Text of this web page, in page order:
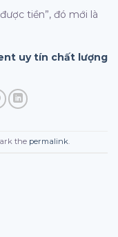
tiền”, đó mới là
uy tín chất lượng
the permalink.